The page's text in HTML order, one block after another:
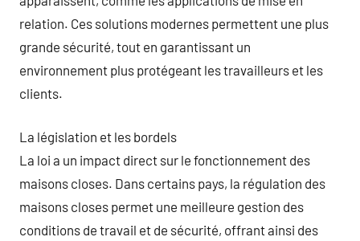
relation. Ces solutions modernes permettent une plus
grande sécurité, tout en garantissant un
environnement plus protégeant les travailleurs et les
clients.
La législation et les bordels
La loi a un impact direct sur le fonctionnement des
maisons closes. Dans certains pays, la régulation des
maisons closes permet une meilleure gestion des
conditions de travail et de sécurité, offrant ainsi des